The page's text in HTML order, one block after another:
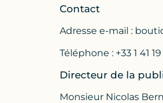
Contact
Adresse e-mail :
Téléphone : +33 1 41
Directeur de la
Monsieur Nicolas